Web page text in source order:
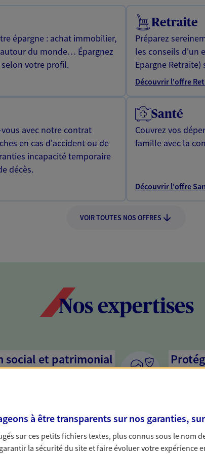
épargne : achat immobilier,
du monde… Épargnez
votre profil.
Retraite
Préparez
les conseils d'un
Epargne
Découvrir l'offre
avec notre contrat
en cas d'accident ou de
incapacité temporaire
décès.
Santé
Couvrez vos
famille avec la
Découvrir l'offre
VOIR TOUTES NOS OFFRES
Nos expertises
social et patrimonial
votre situation. Une analyse
conseils cohérents avec vos
Nous
activité,
à être transparents sur nos garanties,
sur ces petits fichiers textes, plus connus sous le nom
la sécurité du site et faire évoluer votre expérience